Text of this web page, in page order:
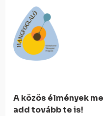
A közös élmények
add tovább te is!